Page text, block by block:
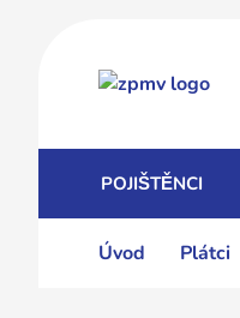
POJIŠTĚNCI
Úvod Plátci